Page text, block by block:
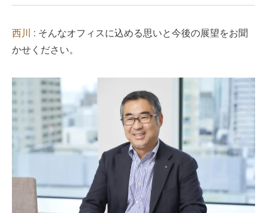
西川 : そんなオフィスに込める思いと今後の展望をお聞
かせください。